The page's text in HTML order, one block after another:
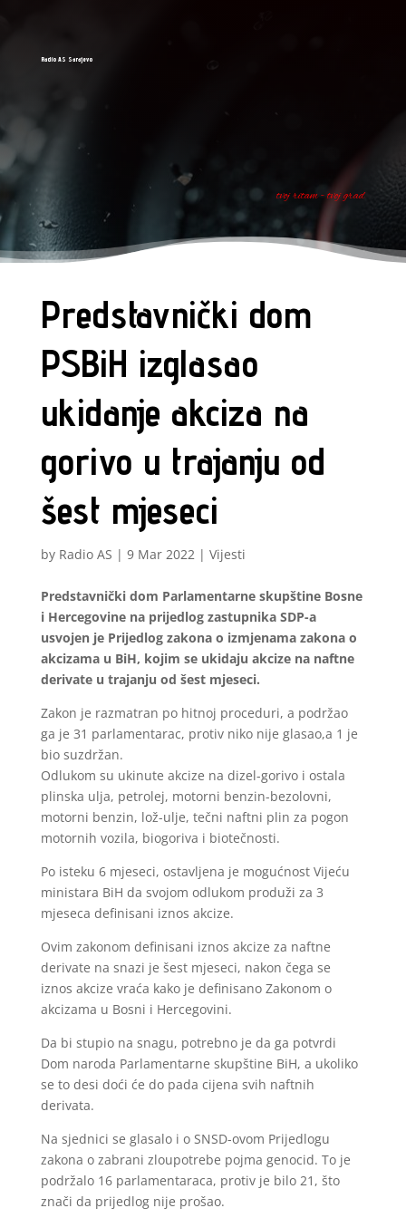
Radio AS Sarajevo
tvoj ritam - tvoj grad
Predstavnički dom
PSBiH izglasao
ukidanje akciza na
gorivo u trajanju od
šest mjeseci
by Radio AS | 9 Mar 2022| Vijesti
Predstavnički dom Parlamentarne skupštine Bosne
i Hercegovine na prijedlog zastupnika SDP-a
usvojen je Prijedlog zakona o izmjenama zakona o
akcizama u BiH, kojim se ukidaju akcize na naftne
derivate u trajanju od šest mjeseci.
Zakon je razmatran po hitnoj proceduri, a podržao
ga je 31 parlamentarac, protiv niko nije glasao,a 1 je
bio suzdržan.
Odlukom su ukinute akcize na dizel-gorivo i ostala
plinska ulja, petrolej, motorni benzin-bezolovni,
motorni benzin, lož-ulje, tečni naftni plin za pogon
motornih vozila, biogoriva i biotečnosti.
Po isteku 6 mjeseci, ostavljena je mogućnost Vijeću
ministara BiH da svojom odlukom produži za 3
mjeseca definisani iznos akcize.
Ovim zakonom definisani iznos akcize za naftne
derivate na snazi je šest mjeseci, nakon čega se
iznos akcize vraća kako je definisano Zakonom o
akcizama u Bosni i Hercegovini.
Da bi stupio na snagu, potrebno je da ga potvrdi
Dom naroda Parlamentarne skupštine BiH, a ukoliko
se to desi doći će do pada cijena svih naftnih
derivata.
Na sjednici se glasalo i o SNSD-ovom Prijedlogu
zakona o zabrani zloupotrebe pojma genocid. To je
podržalo 16 parlamentaraca, protiv je bilo 21, što
znači da prijedlog nije prošao.